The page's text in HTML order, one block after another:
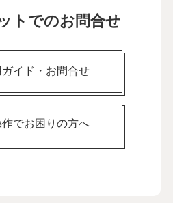
トでのお問合せ
ガイド・お問合せ
作でお困りの方へ